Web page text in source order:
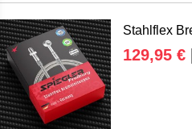
Stahlflex
129,95 €